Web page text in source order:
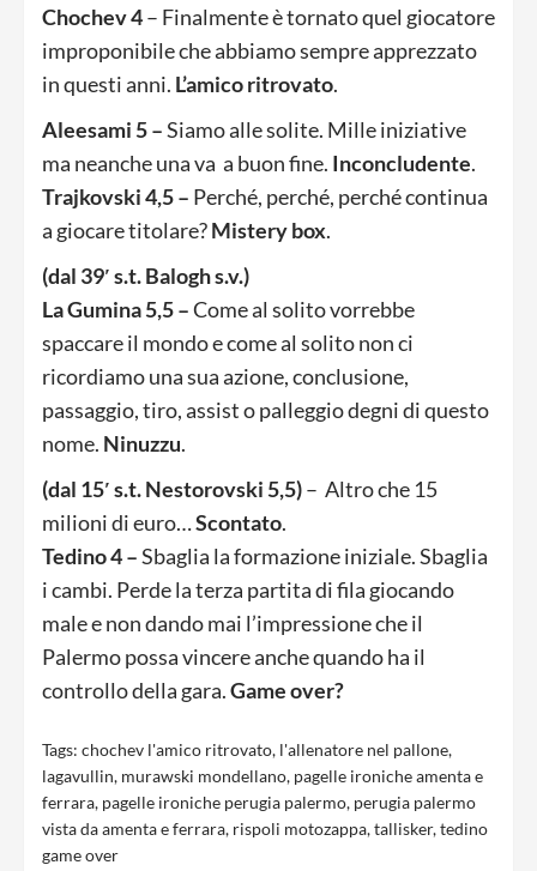
Chochev 4– Finalmente è tornato quel giocatore
improponibile che abbiamo sempre apprezzato
in questi anni. L’amico ritrovato.
Aleesami 5 –Siamo alle solite. Mille iniziative
ma neanche una va a buon fine. Inconcludente.
Trajkovski 4,5 – Perché, perché, perché continua
a giocare titolare?Mistery box.
(dal 39′ s.t. Balogh s.v.)
La Gumina 5,5 –Come al solito vorrebbe
spaccare il mondo e come al solito non ci
ricordiamo una sua azione, conclusione,
passaggio, tiro, assist o palleggio degni di questo
nome. Ninuzzu.
(dal 15′ s.t. Nestorovski 5,5)– Altro che 15
milioni di euro…Scontato.
Tedino 4 –Sbaglia la formazione iniziale. Sbaglia
i cambi. Perde la terza partita di fila giocando
male e non dando mai l’impressione che il
Palermo possa vincere anche quando ha il
controllo della gara.Game over?
Tags: chochev l'amico ritrovato, l'allenatore nel pallone,
lagavullin, murawski mondellano, pagelle ironiche amenta e
ferrara, pagelle ironiche perugia palermo, perugia palermo
vista da amenta e ferrara, rispoli motozappa,tallisker,tedino
game over